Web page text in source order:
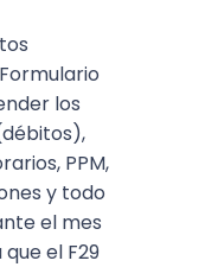
los
PPM,
y todo
el mes
el F29